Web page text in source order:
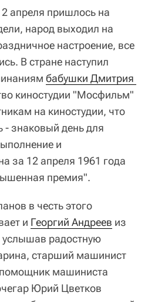
апреля пришлось на
народ выходил на
настроение, все
В стране наступил
бабушки Дмитрия
киностудии "Мосфильм"
на киностудии, что
- знаковый день для
и
за 12 апреля 1961 года
премия".
в честь этого
и Георгий Андреев из
радостную
старший машинист
машиниста
Юрий Цветков